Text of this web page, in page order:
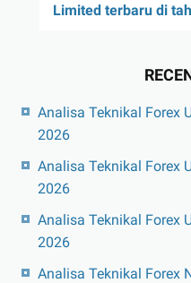
Limited terbaru di
Analisa Teknikal Forex
2026
Analisa Teknikal Forex
2026
Analisa Teknikal Forex
2026
Analisa Teknikal Forex